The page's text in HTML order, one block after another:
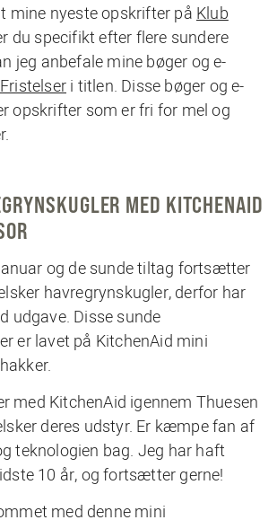
mine nyeste opskrifter på Klub
du specifikt efter flere sundere
jeg anbefale mine bøger og e-
i titlen. Disse bøger og e-
opskrifter som er fri for mel og
MED KITCHENAID
og de sunde tiltag fortsætter
havregrynskugler, derfor har
udgave. Disse sunde
er lavet på KitchenAid mini
med KitchenAid igennem Thuesen
deres udstyr. Er kæmpe fan af
teknologien bag. Jeg har haft
10 år, og fortsætter gerne!
med denne mini